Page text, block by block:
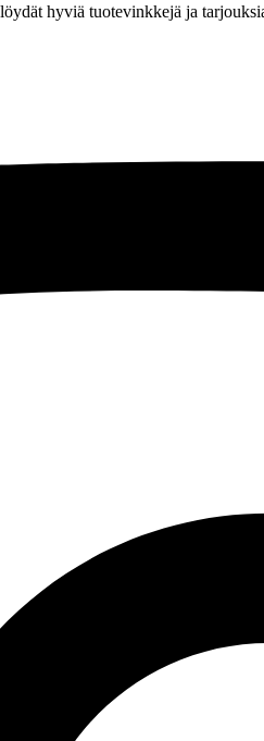
hyviä tuotevinkkejä ja